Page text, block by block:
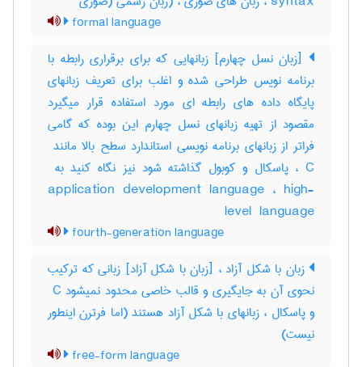
formal language
[زبان نسل چهارم] زبانهایی که برای برقراری رابطه با
برنامه نویس طراحی شده و اغلب برای تعریف زبانهای
پایگاه داده های رابطه ای مورد استفاده قرار میگیرد
مقصود از تهیه زبانهای نسل چهارم این بوده که گامی
application development language ، ‎high-
level ‎ language
fourth-generation language
زبان با شکل آزاد ، [زبان با شکل آزاد] زبانی که ترکیب
نحوی آن به جایگیری و قالب خاصی محدود نمیشود ‎ C
و پاسکال ، زبانهای با شکل آزاد هستند (اما فرترن اینطور
نیست)
free-form language